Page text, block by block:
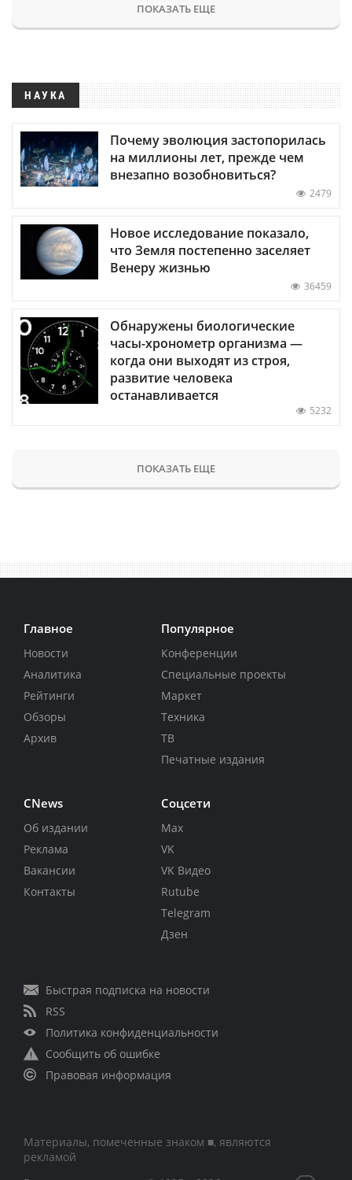
ПОКАЗАТЬ ЕЩЕ
НАУКА
Почему эволюция застопорилась
на миллионы лет, прежде чем
внезапно возобновиться?
2479
Новое исследование показало,
что Земля постепенно заселяет
Венеру жизнью
36459
Обнаружены биологические
часы-хронометр организма —
когда они выходят из строя,
развитие человека
останавливается
5232
ПОКАЗАТЬ ЕЩЕ
Главное
Новости
Аналитика
Рейтинги
Обзоры
Архив
Популярное
Конференции
Специальные проекты
Маркет
Техника
ТВ
Печатные издания
CNews
Об издании
Реклама
Вакансии
Контакты
Соцсети
Max
VK
VK Видео
Rutube
Telegram
Дзен
Быстрая подписка на новости
RSS
Политика конфиденциальности
Сообщить об ошибке
Правовая информация
Материалы, помеченные знаком ■, являются
рекламой